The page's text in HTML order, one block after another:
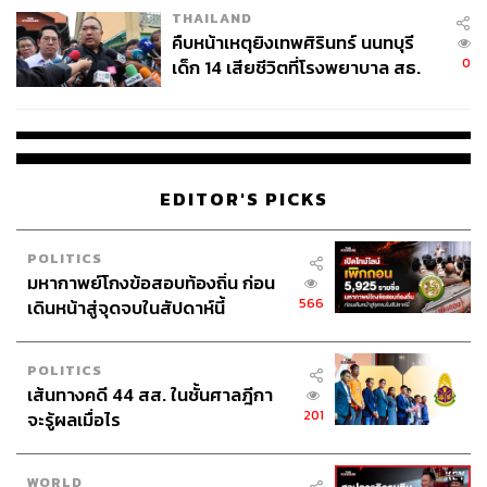
THAILAND
คืบหน้าเหตุยิงเทพศิรินทร์ นนทบุรี
เด็ก 14 เสียชีวิตที่โรงพยาบาล สธ.
0
EDITOR'S PICKS
POLITICS
มหากาพย์โกงข้อสอบท้องถิ่น ก่อน
เดินหน้าสู่จุดจบในสัปดาห์นี้
566
POLITICS
เส้นทางคดี 44 สส. ในชั้นศาลฎีกา
จะรู้ผลเมื่อไร
201
WORLD